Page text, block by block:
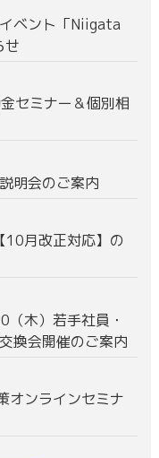
ベント「Niigata
せ
セミナー＆個別相
明会のご案内
月改正対応】の
木）若手社員・
換会開催のご案内
ンラインセミナ